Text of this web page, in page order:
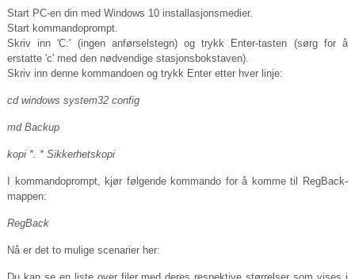
Start PC-en din med Windows 10 installasjonsmedier.
Start kommandoprompt.
Skriv inn 'C:' (ingen anførselstegn) og trykk Enter-tasten (sørg for å
erstatte 'c' med den nødvendige stasjonsbokstaven).
Skriv inn denne kommandoen og trykk Enter etter hver linje:
cd windows system32 config
md Backup
kopi *. * Sikkerhetskopi
I kommandoprompt, kjør følgende kommando for å komme til RegBack-
mappen:
RegBack
Nå er det to mulige scenarier her: